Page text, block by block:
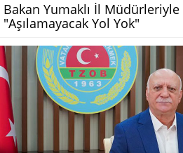
Bakan Yumaklı İl
"Aşılamayacak Yol Yok"